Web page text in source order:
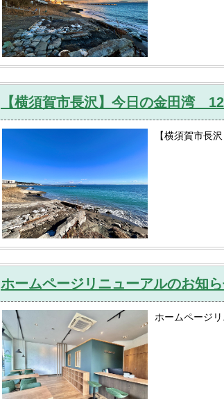
【横須賀市長沢】今日の金田湾 12
【横須賀市長
ホームページリニューアルのお知
ホームページ